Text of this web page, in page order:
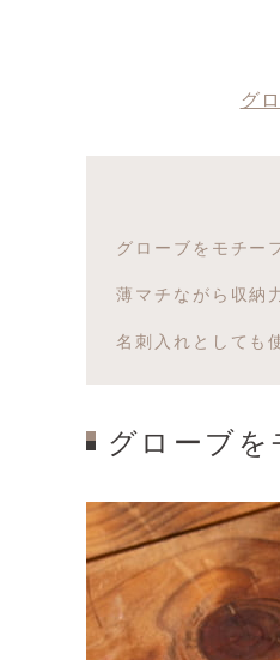
グ
グローブをモチー
薄マチながら収納
名刺入れとしても
グローブ